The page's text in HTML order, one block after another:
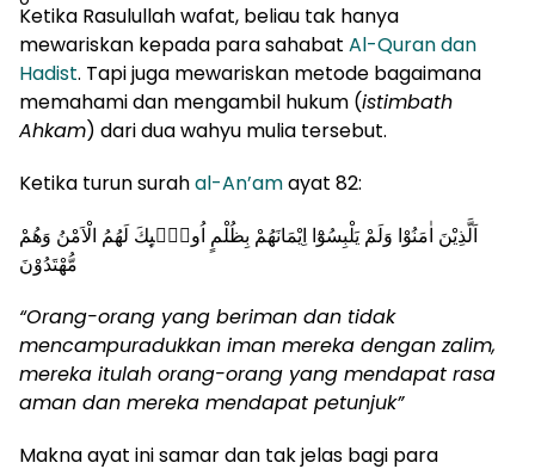
Ketika Rasulullah wafat, beliau tak hanya
mewariskan kepada para sahabat Al-Quran dan
Hadist. Tapi juga mewariskan metode bagaimana
memahami dan mengambil hukum (istimbath
Ahkam) dari dua wahyu mulia tersebut.
Ketika turun surahal-An’amayat 82:
اَلَّذِيْنَ اٰمَنُوْا وَلَمْ يَلْبِسُوْٓا اِيْمَانَهُمْ بِظُلْمٍ اُولٰۤىِٕكَ لَهُمُ الْاَمْنُ وَهُمْ
مُّهْتَدُوْنَ
“Orang-orang yang beriman dan tidak
mencampuradukkan iman mereka dengan zalim,
mereka itulah orang-orang yang mendapat rasa
aman dan mereka mendapat petunjuk”
Makna ayat ini samar dan tak jelas bagi para